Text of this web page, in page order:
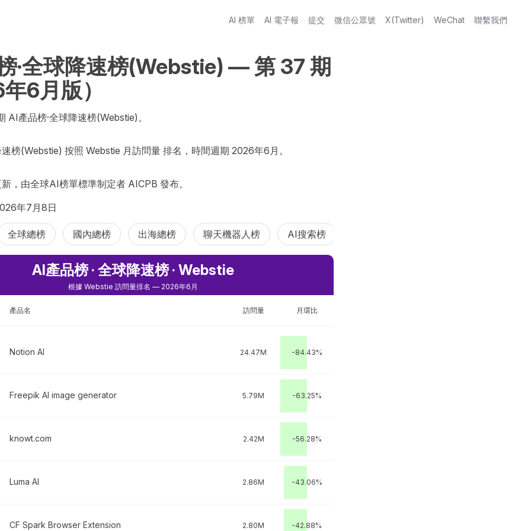
AI 榜單 AI 電子報 提交 微信公眾號 X(Twitter) WeChat 聯繫我們
·全球降速榜(Webstie) — 第 37 期
6月版）
AI產品榜·全球降速榜(Webstie)。
榜(Webstie) 按照 Webstie 月訪問量 排名，時間週期 2026年6月。
，由全球AI榜單標準制定者 AICPB 發布。
年7月8日
全球總榜 國內總榜 出海總榜 聊天機器人榜 AI搜索榜
AI產品榜 · 全球降速榜 · Webstie
根據 Webstie 訪問量排名 — 2026年6月
產品名 訪問量 月環比
Notion AI 24.47M -84.43%
Freepik AI image generator 5.79M -63.25%
knowt.com 2.42M -56.28%
Luma AI 2.86M -43.06%
CF Spark Browser Extension 2.80M -42.88%